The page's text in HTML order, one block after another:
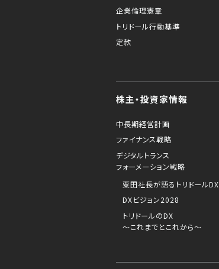
企業倫理憲章
トリドール行動基準
定款
株主・投資家情報
中長期経営計画
ファイナンス戦略
デジタルトランス
フォーメーション戦略
粟田社長が語るトリドールDX
DXビジョン2028
トリドールのDX
～これまでとこれから～